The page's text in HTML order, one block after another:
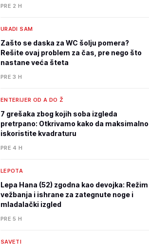
PRE 2 H
URADI SAM
Zašto se daska za WC šolju pomera?
Rešite ovaj problem za čas, pre nego što
nastane veća šteta
PRE 3 H
ENTERIJER OD A DO Ž
7 grešaka zbog kojih soba izgleda
pretrpano: Otkrivamo kako da maksimalno
iskoristite kvadraturu
PRE 4 H
LEPOTA
Lepa Hana (52) zgodna kao devojka: Režim
vežbanja i ishrane za zategnute noge i
mladalački izgled
PRE 5 H
SAVETI